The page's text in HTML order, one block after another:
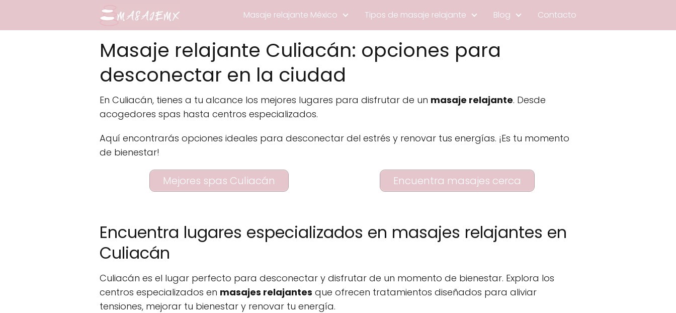
Masaje relajante México Tipos de masaje relajante Blog Contacto
Masaje relajante Culiacán: opciones para
desconectar en la ciudad
En Culiacán, tienes a tu alcance los mejores lugares para disfrutar de un masaje relajante. Desde
acogedores spas hasta centros especializados.
Aquí encontrarás opciones ideales para desconectar del estrés y renovar tus energías. ¡Es tu momento
de bienestar!
Mejores spas Culiacán Encuentra masajes cerca
Encuentra lugares especializados en masajes relajantes en
Culiacán
Culiacán es el lugar perfecto para desconectar y disfrutar de un momento de bienestar. Explora los
centros especializados en masajes relajantes que ofrecen tratamientos diseñados para aliviar
tensiones, mejorar tu bienestar y renovar tu energía.